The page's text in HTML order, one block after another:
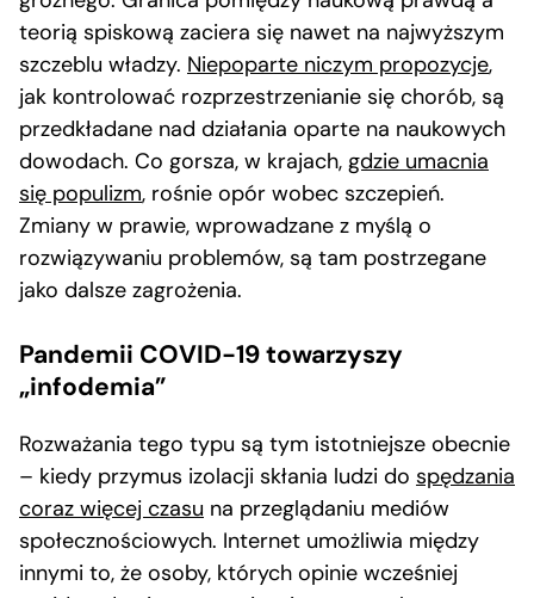
teorią spiskową zaciera się nawet na najwyższym
szczeblu władzy. Niepoparte niczym propozycje,
jak kontrolować rozprzestrzenianie się chorób, są
przedkładane nad działania oparte na naukowych
dowodach. Co gorsza, w krajach, gdzie umacnia
się populizm, rośnie opór wobec szczepień.
Zmiany w prawie, wprowadzane z myślą o
rozwiązywaniu problemów, są tam postrzegane
jako dalsze zagrożenia.
Pandemii COVID-19 towarzyszy
„infodemia”
Rozważania tego typu są tym istotniejsze obecnie
– kiedy przymus izolacji skłania ludzi do spędzania
coraz więcej czasu na przeglądaniu mediów
społecznościowych. Internet umożliwia między
innymi to, że osoby, których opinie wcześniej